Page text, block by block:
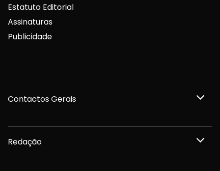
Estatuto Editorial
Assinaturas
Publicidade
Contactos Gerais
Redação